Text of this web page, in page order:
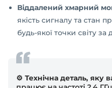
Віддалений хмарний
якість сигналу та стан
будь-якої точки світу
⚙️ Технічна деталь, яку